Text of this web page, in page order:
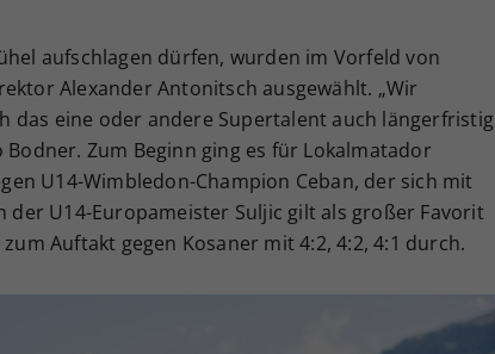
aufschlagen dürfen, wurden im Vorfeld von
Alexander Antonitsch ausgewählt. „Wir
das eine oder andere Supertalent auch längerfristig
Zum Beginn ging es für Lokalmatador
U14-Wimbledon-Champion Ceban, der sich mit
der U14-Europameister Suljic gilt als großer Favorit
Auftakt gegen Kosaner mit 4:2, 4:2, 4:1 durch.